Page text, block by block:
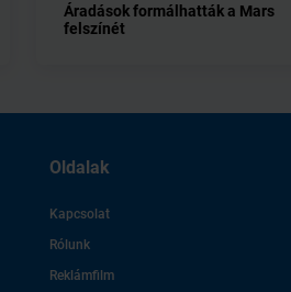
Áradások formálhatták a Mars
felszínét
Oldalak
Kapcsolat
Rólunk
Reklámfilm